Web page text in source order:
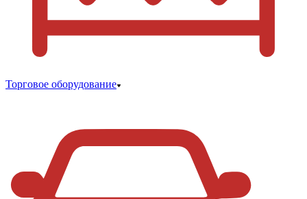
Торговое оборудование